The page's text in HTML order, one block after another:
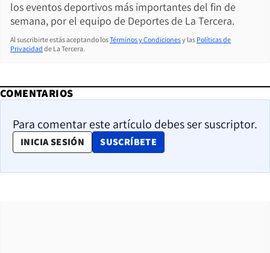
los eventos deportivos más importantes del fin de
semana, por el equipo de Deportes de La Tercera.
Al suscribirte estás aceptando losTérminos y Condicionesy las Políticas de
Privacidad de La Tercera.
COMENTARIOS
Para comentar este artículo debes ser suscriptor.
INICIA SESIÓN SUSCRÍBETE
OPENS IN NEW WINDOW